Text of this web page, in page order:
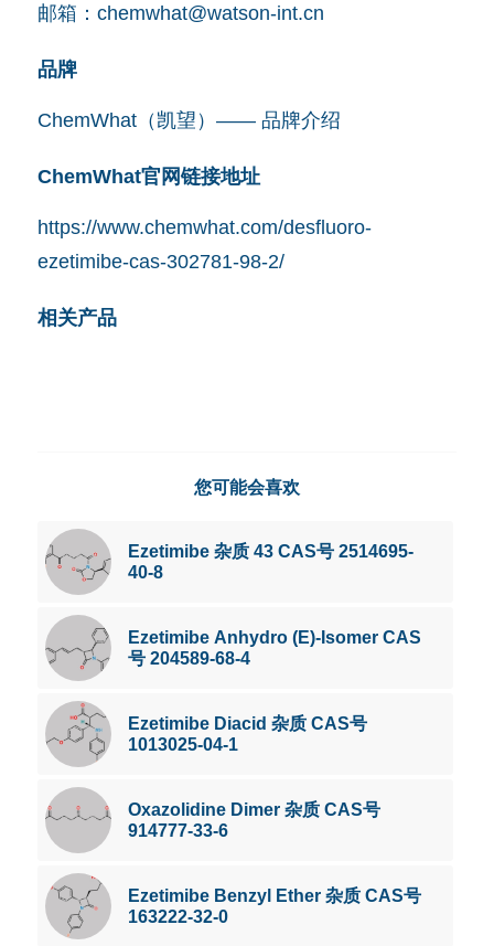
邮箱： chemwhat@watson-int.cn
品牌
ChemWhat（凯望）—— 品牌介绍
ChemWhat官网链接地址
https://www.chemwhat.com/desfluoro-
ezetimibe-cas-302781-98-2/
相关产品
您可能会喜欢
Ezetimibe 杂质 43 CAS号 2514695-
40-8
Ezetimibe Anhydro (E)-Isomer CAS
号 204589-68-4
Ezetimibe Diacid 杂质 CAS号
1013025-04-1
Oxazolidine Dimer 杂质 CAS号
914777-33-6
Ezetimibe Benzyl Ether 杂质 CAS号
163222-32-0